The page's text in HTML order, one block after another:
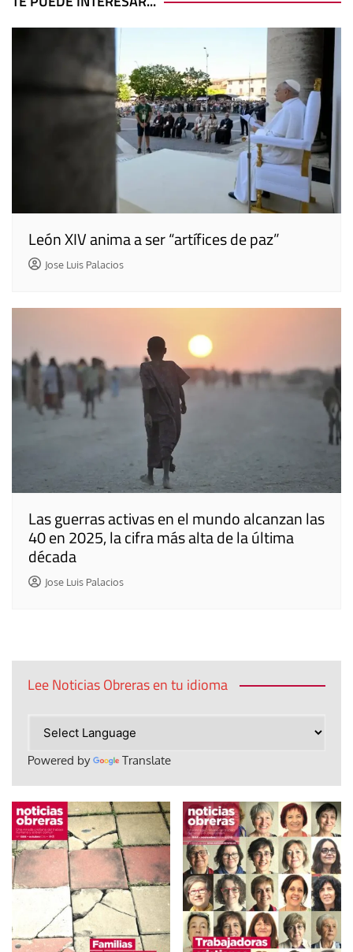
entradas
León XIV anima a ser “artífices de paz”
Jose Luis Palacios
Las guerras activas en el mundo alcanzan las
40 en 2025, la cifra más alta de la última
década
Jose Luis Palacios
Lee Noticias Obreras en tu idioma
Powered by Translate